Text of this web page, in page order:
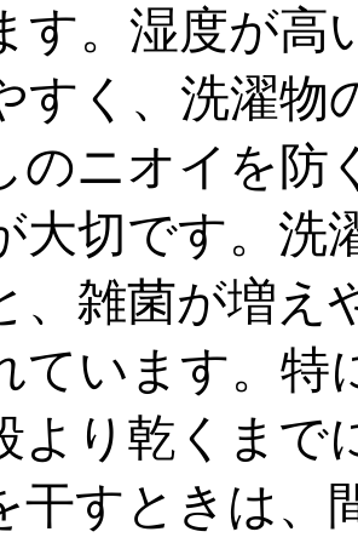
す。湿度が高
すく、洗濯物
のニオイを防
大切です。洗
、雑菌が増え
ています。特
より乾くまで
干すときは、